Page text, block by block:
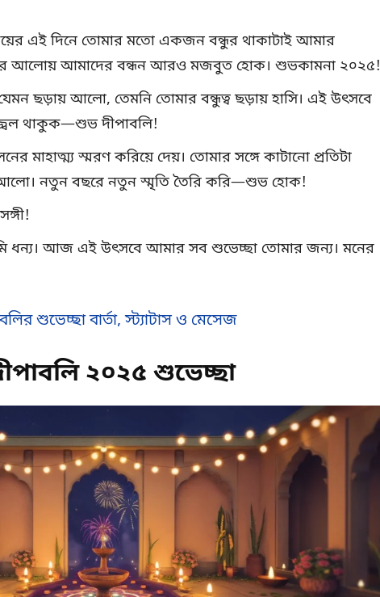
এই দিনে তোমার মতো একজন বন্ধুর থাকাটাই আমার
আলোয় আমাদের বন্ধন আরও মজবুত হোক। শুভকামনা ২০২৫!
ছড়ায় আলো, তেমনি তোমার বন্ধুত্ব ছড়ায় হাসি। এই উৎসবে
থাকুক—শুভ দীপাবলি!
মাহাত্ম্য স্মরণ করিয়ে দেয়। তোমার সঙ্গে কাটানো প্রতিটা
নতুন বছরে নতুন স্মৃতি তৈরি করি—শুভ হোক!
ধন্য। আজ এই উৎসবে আমার সব শুভেচ্ছা তোমার জন্য। মনের
শুভেচ্ছা বার্তা, স্ট্যাটাস ও মেসেজ
২০২৫ শুভেচ্ছা